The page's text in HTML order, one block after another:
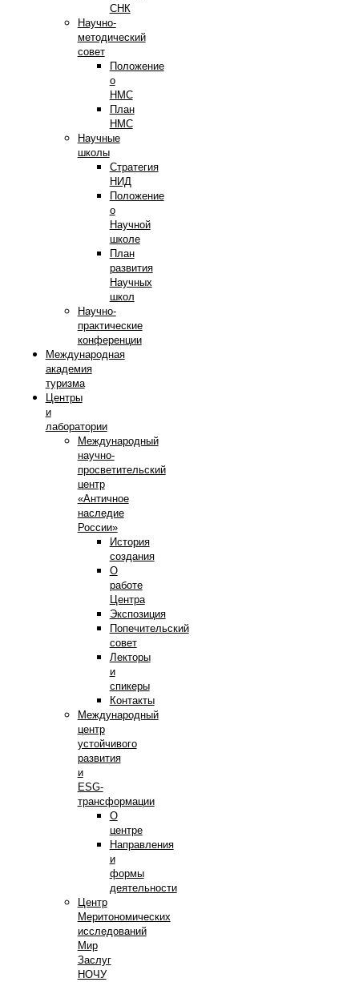
СНК
Научно-
методический
совет
Положение
о
НМС
План
НМС
Научные
школы
Стратегия
НИД
Положение
о
Научной
школе
План
развития
Научных
школ
Научно-
практические
конференции
Международная
академия
туризма
Центры
и
лаборатории
Международный
научно-
просветительский
центр
«Античное
наследие
России»
История
создания
О
работе
Центра
Экспозиция
Попечительский
совет
Лекторы
и
спикеры
Контакты
Международный
центр
устойчивого
развития
и
ESG-
трансформации
О
центре
Направления
и
формы
деятельности
Центр
Меритономических
исследований
Мир
Заслуг
НОЧУ